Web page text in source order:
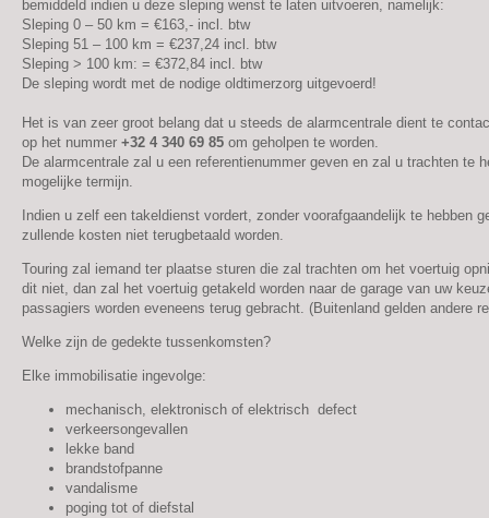
bemiddeld indien u deze sleping wenst te laten uitvoeren, namelijk:
Sleping 0 – 50 km = €163,- incl. btw
Sleping 51 – 100 km = €237,24 incl. btw
Sleping > 100 km: = €372,84 incl. btw
De sleping wordt met de nodige oldtimerzorg uitgevoerd!
Het is van zeer groot belang dat u steeds de alarmcentrale dient te
op het nummer +32 4 340 69 85 om geholpen te worden.
De alarmcentrale zal u een referentienummer geven en zal u trachten te
mogelijke termijn.
Indien u zelf een takeldienst vordert, zonder voorafgaandelijk te hebben
zullende kosten niet terugbetaald worden.
Touring zal iemand ter plaatse sturen die zal trachten om het voertuig
dit niet, dan zal het voertuig getakeld worden naar de garage van uw
passagiers worden eveneens terug gebracht. (Buitenland gelden andere
Welke zijn de gedekte tussenkomsten?
Elke immobilisatie ingevolge:
mechanisch, elektronisch of elektrisch defect
verkeersongevallen
lekke band
brandstofpanne
vandalisme
poging tot of diefstal